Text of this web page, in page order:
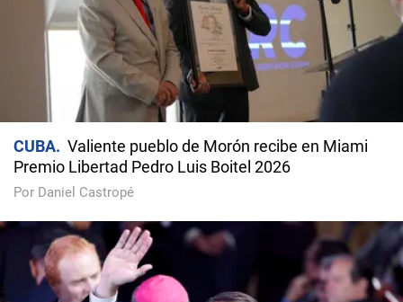
CUBA
Valiente pueblo de Morón recibe en Miami
Premio Libertad Pedro Luis Boitel 2026
Por Daniel Castropé